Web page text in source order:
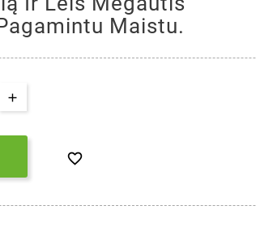
Maistu.
